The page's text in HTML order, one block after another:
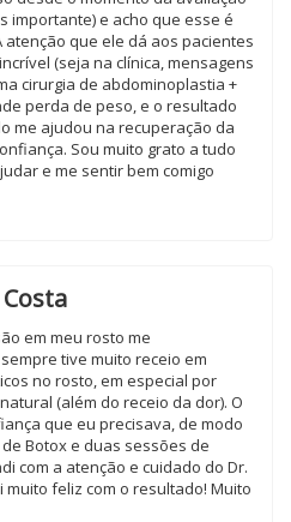
importante) e acho que esse é
que ele dá aos pacientes
(seja na clínica, mensagens
cirurgia de abdominoplastia +
perda de peso, e o resultado
me ajudou na recuperação da
Sou muito grato a tudo
e me sentir bem comigo
em meu rosto me
tive muito receio em
no rosto, em especial por
(além do receio da dor). O
que eu precisava, de modo
Botox e duas sessões de
com a atenção e cuidado do Dr.
feliz com o resultado! Muito